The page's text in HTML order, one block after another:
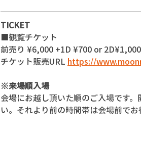
TICKET
■観覧チケット
前売り ¥6,000 +1D ¥700 or 2D¥1,000
チケット販売URL https://
※来場順入場
会場にお越し頂いた順のご入場です
い。それより前の時間帯は会場前で